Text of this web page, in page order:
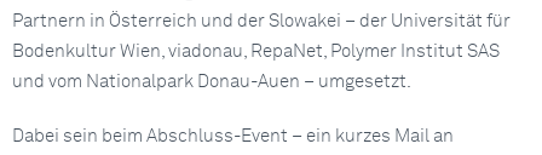
Partnern in Österreich und der Slowakei – der Universität für
Bodenkultur Wien, viadonau, RepaNet, Polymer Institut SAS
und vom Nationalpark Donau-Auen – umgesetzt.
Dabei sein beim Abschluss-Event – ein kurzes Mail an